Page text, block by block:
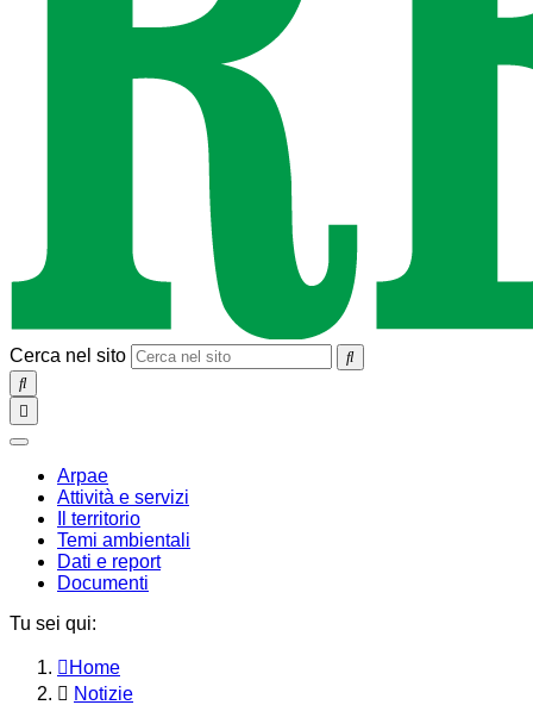
Cerca nel sito
SEARCH
Toggle
navigation
chiudi
Arpae
Attività e servizi
Il territorio
Temi ambientali
Dati e report
Documenti
Tu sei qui:
Home
Notizie